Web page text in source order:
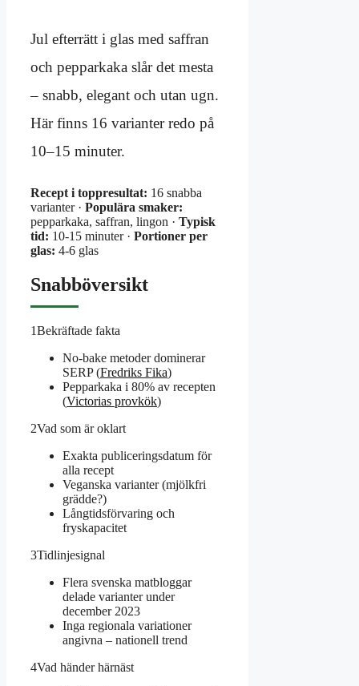
Jul efterrätt i glas med saffran
och pepparkaka slår det mesta
– snabb, elegant och utan ugn.
Här finns 16 varianter redo på
10–15 minuter.
Recept i toppresultat: 16 snabba
varianter · Populära smaker:
pepparkaka, saffran, lingon · Typisk
tid: 10-15 minuter · Portioner per
glas: 4-6 glas
Snabböversikt
1Bekräftade fakta
No-bake metoder dominerar
SERP (Fredriks Fika)
Pepparkaka i 80% av recepten
(Victorias provkök)
2Vad som är oklart
Exakta publiceringsdatum för
alla recept
Veganska varianter (mjölkfri
grädde?)
Långtidsförvaring och
fryskapacitet
3Tidlinjesignal
Flera svenska matbloggar
delade varianter under
december 2023
Inga regionala variationer
angivna – nationell trend
4Vad händer härnäst